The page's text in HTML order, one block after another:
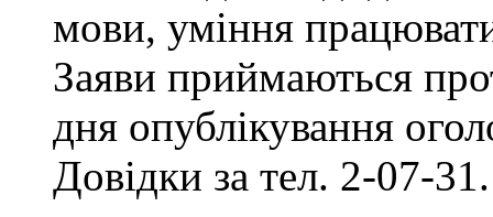
мови, уміння
Заяви приймаються
дня опублікування
Довідки за тел. 2-07-31.